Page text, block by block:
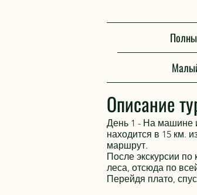
Описание
День 1 - На машине
находится в 15 км.
маршрут.
После экскурсии
леса, отсюда по
Перейдя плато,